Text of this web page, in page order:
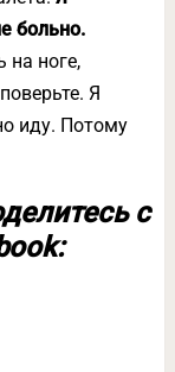
больно.
на ноге,
Я
иду. Потому
с